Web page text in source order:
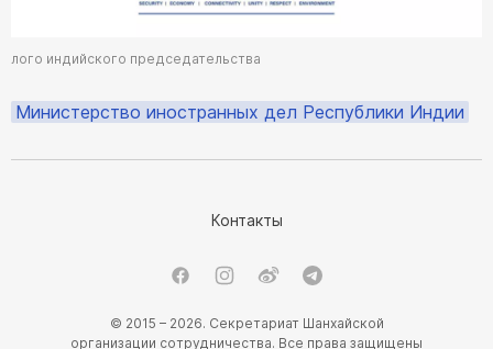
лого индийского председательства
Министерство иностранных дел Республики Индии
Контакты
© 2015 – 2026. Секретариат Шанхайской
организации сотрудничества. Все права защищены